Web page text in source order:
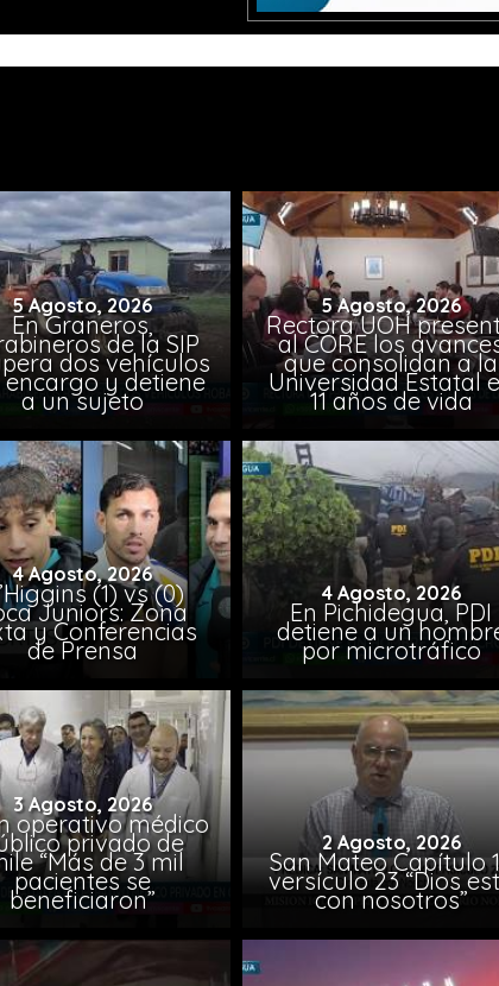
5 Agosto, 2026
En Graneros,
de la SIP
dos vehículos
encargo y detiene
a un sujeto
5 Agosto, 2026
Rectora UOH
al CORE los
que consolidan a la
Universidad Estatal
11 años de vida
4 Agosto, 2026
(1) vs (0)
Juniors: Zona
y Conferencias
de Prensa
4 Agosto, 2026
En Pichidegua, PDI
detiene a un
por microtráfico
3 Agosto, 2026
operativo médico
privado de
“Más de 3 mil
pacientes se
beneficiaron”
2 Agosto, 2026
San Mateo Capítulo
versículo 23 “Dios
con nosotros”